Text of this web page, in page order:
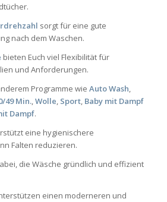
sorgt für eine gute
nach dem Waschen.
bieten Euch viel Flexibilität für
und Anforderungen.
Programme wie Auto Wash,
49 Min.,Wolle, Sport, Baby mit Dampf
Dampf.
eine hygienischere
Falten reduzieren.
die Wäsche gründlich und effizient
einen moderneren und